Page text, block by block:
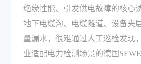
绝缘性能、引发供电故障的核心
地下电缆沟、电缆隧道、设备夹
量漏水，很难通过人工巡检发现
业适配电力检测场景的德国